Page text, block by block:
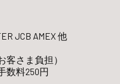
JCB AMEX 他
さま負担）
数料250円